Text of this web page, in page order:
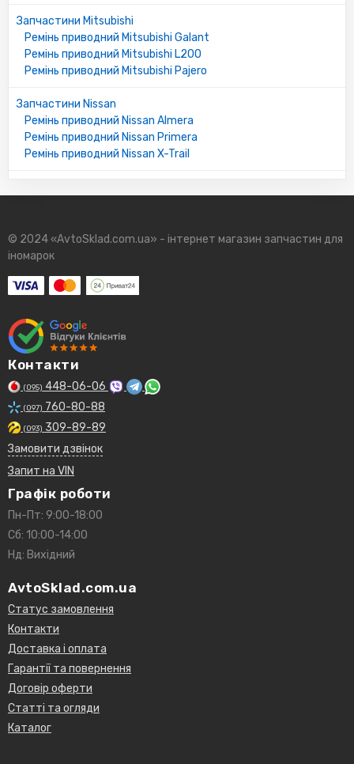
9932200960
9932220985
MB288316
A50415907
9952210970
MB553792
5723131000
9933200950
1195011M00
20166R8300
9091602017
A0019972692
2106629W00
060518381B
060418381
WL3115908
MB557792
A07753112541
1172010G01
967107
979277
979631
MERCEDES-BENZ:
0049973692
0019974092
0069970592
A0019976092
A0049973692
A0019974092
A007753012504
A0069970592
Запчастини Mitsubishi
Ремінь приводний Mitsubishi Galant
Ремінь приводний Mitsubishi L200
Ремінь приводний Mitsubishi Pajero
Запчастини Nissan
Ремінь приводний Nissan Almera
Ремінь приводний Nissan Primera
Ремінь приводний Nissan X-Trail
© 2024 «AvtoSklad.com.ua» - інтернет магазин запчастин для
іномарок
Контакти
(095) 448-06-06
(097) 760-80-88
(093) 309-89-89
Замовити дзвінок
Запит на VIN
Графік роботи
Пн-Пт: 9:00-18:00
Сб: 10:00-14:00
Нд: Вихідний
AvtoSklad.com.ua
Статус замовлення
Контакти
Доставка і оплата
Гарантії та повернення
Договір оферти
Статті та огляди
Каталог